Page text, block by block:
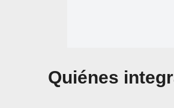
Quiénes